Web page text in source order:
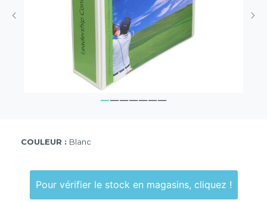
COULEUR : Blanc
Pour vérifier le stock en magasins, cliquez !